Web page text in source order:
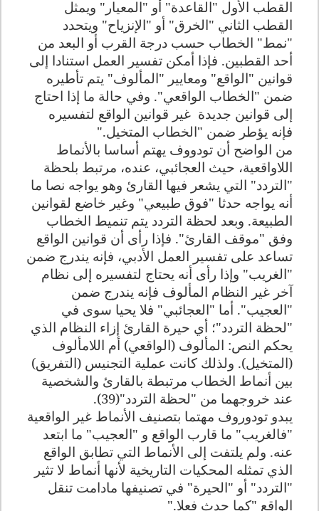
القطب الأول "القاعدة" أو "المعيار" ويمثل
القطب الثاني "الخرق" أو "الإنزياح" ويتحدد
"نمط" الخطاب حسب درجة القرب أو البعد من
أحد القطبين. فإذا أمكن تفسير العمل استنادا إلى
قوانين "الواقع" ومعايير "المألوف" يتم تأطيره
ضمن "الخطاب الواقعي". وفي حالة ما إذا احتاج
إلى قوانين جديدة غير قوانين الواقع لتفسيره
فإنه يؤطر ضمن "الخطاب المتخيل".
من الواضح أن تودووف يهتم أساسا بالأنماط
اللاواقعية، حيث العجائبي، عنده، مرتبط بلحظة
"التردد" التي يشعر فيها القارئ وهو يواجه نصا ما
أنه يواجه حدثا "فوق طبيعي" وغير خاضع لقوانين
الطبيعة. وبعد لحظة التردد يتم تنميط الخطاب
وفق "موقف القارئ". فإذا رأى أن قوانين الواقع
تساعد على تفسير العمل الأدبي، فإنه يندرج ضمن
"الغريب" وإذا رأى أنه يحتاج لتفسيره إلى نظام
آخر غير النظام المألوف فإنه يندرج ضمن
"العجيب". أما "العجائبي" فلا يحيا سوى في
"لحظة التردد"؛ أي حيرة القارئ إزاء النظام الذي
يحكم النص: المألوف (الواقعي) أم اللامألوف
(المتخيل). ولذلك كانت عملية التجنيس (التفريق)
بين أنماط الخطاب مرتبطة بالقارئ والشخصية
عند خروجهما من "لحظة التردد"(39).
يبدو تودوروف مهتما بتصنيف الأنماط غير الواقعية
"فالغريب" ما قارب الواقع و "العجيب" ما ابتعد
عنه. ولم يلتفت إلى الأنماط التي تطابق الواقع
الذي تمثله المحكيات التاريخية لأنها أنماط لا تثير
"التردد" أو "الحيرة" في تصنيفها مادامت تنقل
الواقع "كما حدث فعلا".